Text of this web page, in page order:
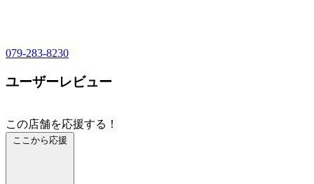
079-283-8230
ユーザーレビュー
この店舗を応援する！
ここから応援